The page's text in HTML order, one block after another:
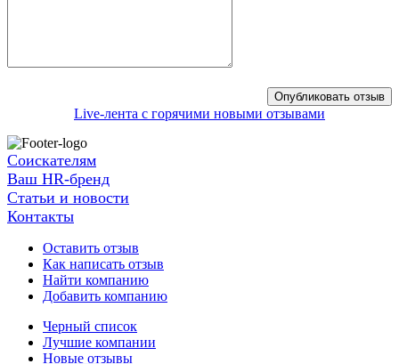
Live-лента с горячими новыми отзывами
Соискателям
Ваш HR-бренд
Статьи и новости
Контакты
Оставить отзыв
Как написать отзыв
Найти компанию
Добавить компанию
Черный список
Лучшие компании
Новые отзывы